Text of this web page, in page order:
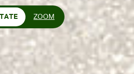
ZOOM